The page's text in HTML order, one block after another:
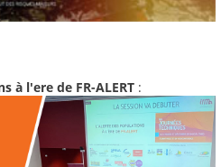
à l'ere de FR-ALERT :